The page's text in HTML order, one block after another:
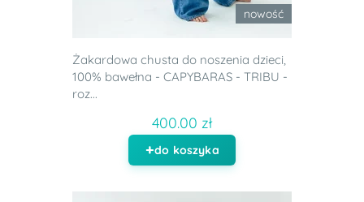
nowość
Żakardowa chusta do noszenia dzieci,
100% bawełna - CAPYBARAS - TRIBU -
roz...
400.00 zł
do koszyka